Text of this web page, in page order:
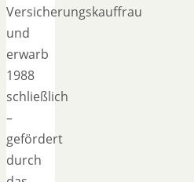
Versicherungskauffrau
und
erwarb
1988
schließlich
–
gefördert
durch